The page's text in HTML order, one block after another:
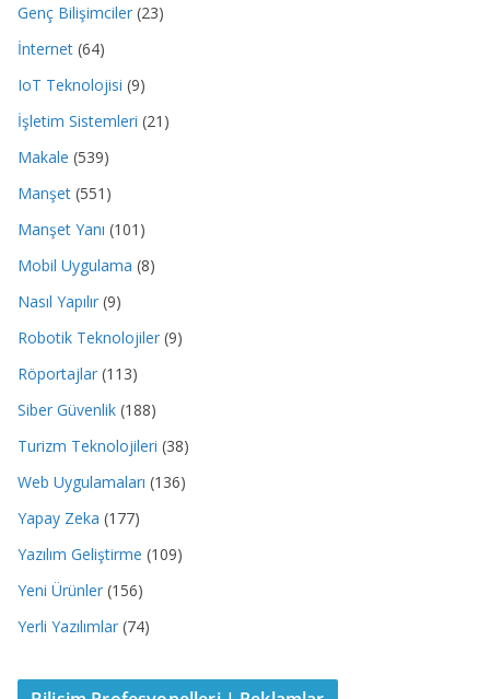
Genç Bilişimciler (23)
İnternet (64)
IoT Teknolojisi (9)
İşletim Sistemleri (21)
Makale (539)
Manşet (551)
Manşet Yanı (101)
Mobil Uygulama (8)
Nasıl Yapılır (9)
Robotik Teknolojiler (9)
Röportajlar (113)
Siber Güvenlik (188)
Turizm Teknolojileri (38)
Web Uygulamaları (136)
Yapay Zeka (177)
Yazılım Geliştirme (109)
Yeni Ürünler (156)
Yerli Yazılımlar (74)